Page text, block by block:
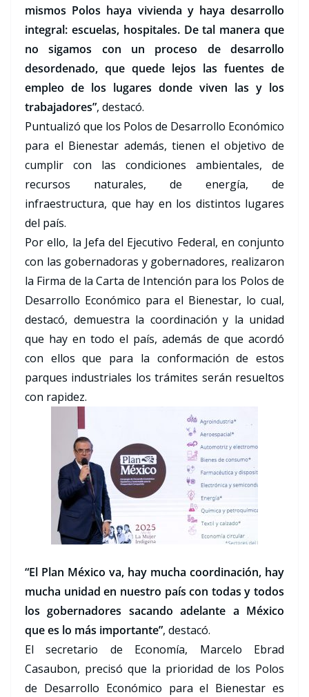
mismos Polos haya vivienda y haya desarrollo
integral: escuelas, hospitales. De tal manera que
no sigamos con un proceso de desarrollo
desordenado, que quede lejos las fuentes de
empleo de los lugares donde viven las y los
trabajadores”, destacó.
Puntualizó que los Polos de Desarrollo Económico
para el Bienestar además, tienen el objetivo de
cumplir con las condiciones ambientales, de
recursos naturales, de energía, de
infraestructura, que hay en los distintos lugares
del país.
Por ello, la Jefa del Ejecutivo Federal, en conjunto
con las gobernadoras y gobernadores, realizaron
la Firma de la Carta de Intención para los Polos de
Desarrollo Económico para el Bienestar, lo cual,
destacó, demuestra la coordinación y la unidad
que hay en todo el país, además de que acordó
con ellos que para la conformación de estos
parques industriales los trámites serán resueltos
con rapidez.
“El Plan México va, hay mucha coordinación, hay
mucha unidad en nuestro país con todas y todos
los gobernadores sacando adelante a México
que es lo más importante”, destacó.
El secretario de Economía, Marcelo Ebrad
Casaubon, precisó que la prioridad de los Polos
de Desarrollo Económico para el Bienestar es